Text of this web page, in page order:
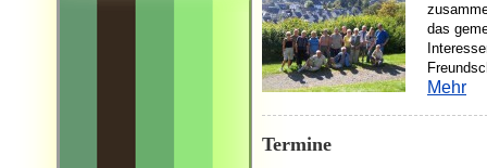
das
Mehr
Termine